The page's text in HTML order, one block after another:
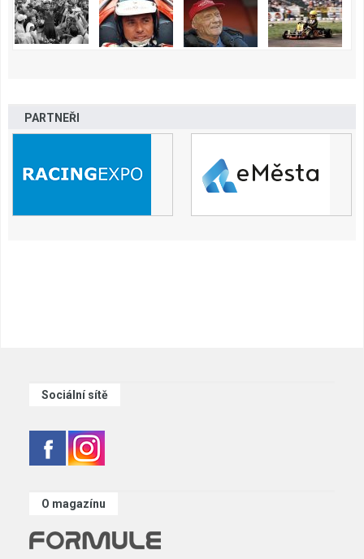
PARTNEŘI
Sociální sítě
O magazínu